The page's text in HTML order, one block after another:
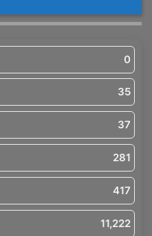
0
35
37
281
417
11,222